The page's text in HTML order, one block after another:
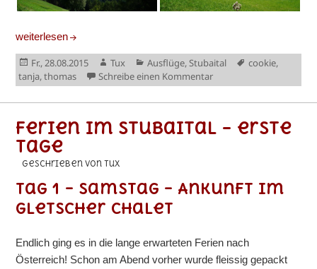
Ferien im Stubaital – die nächsten Tage
weiterlesen
Veröffentlicht
am
Fr., 28.08.2015 Autor
Tux Kategorien
Ausflüge,Stubaital Schlagwörter
cookie,
tanja,thomas Schreibe einen Kommentarzu Ferien im Stubaital –
Ferien im Stubaital – erste
Tage
geschrieben von Tux
Tag 1 – Samstag – Ankunft im
Gletscher Chalet
Endlich ging es in die lange erwarteten Ferien nach
Österreich! Schon am Abend vorher wurde fleissig gepackt